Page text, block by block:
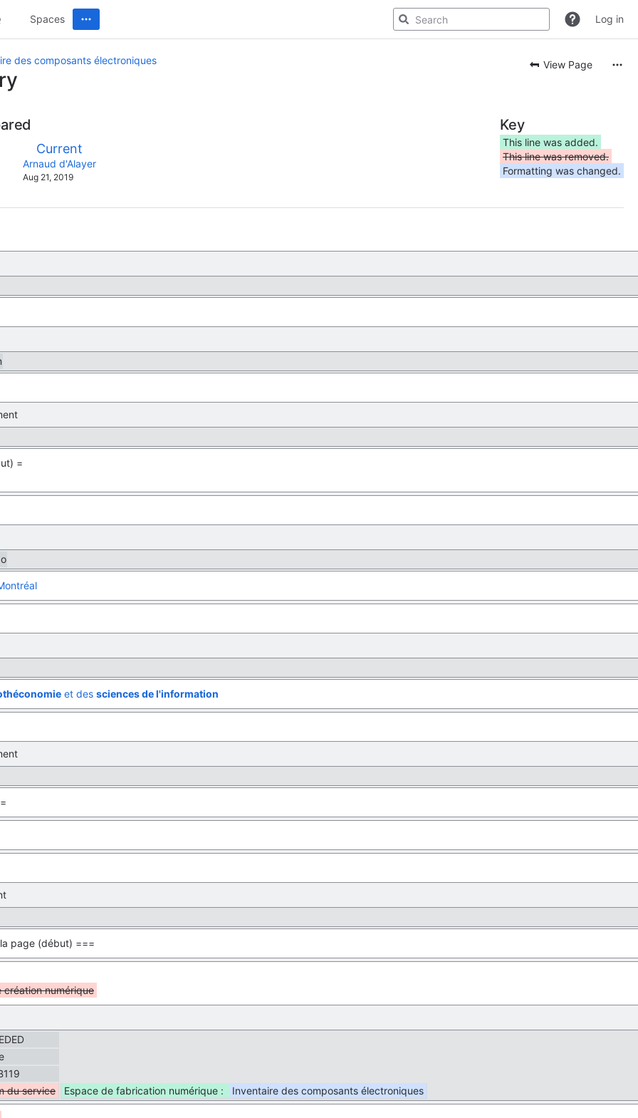
Spaces Log in
des composants électroniques View Page
compared
New
Version
Current
changes.mady.by.user
Arnaud d'Alayer
Saved
Aug 21, 2019
Key
This line was added.
This line was removed.
Formatting was changed.
=
et des sciences de l'information
page (début) ===
numérique
du service Espace de fabrication numérique : Inventaire des composants électroniques